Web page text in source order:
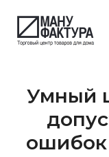
Умный
ошибок